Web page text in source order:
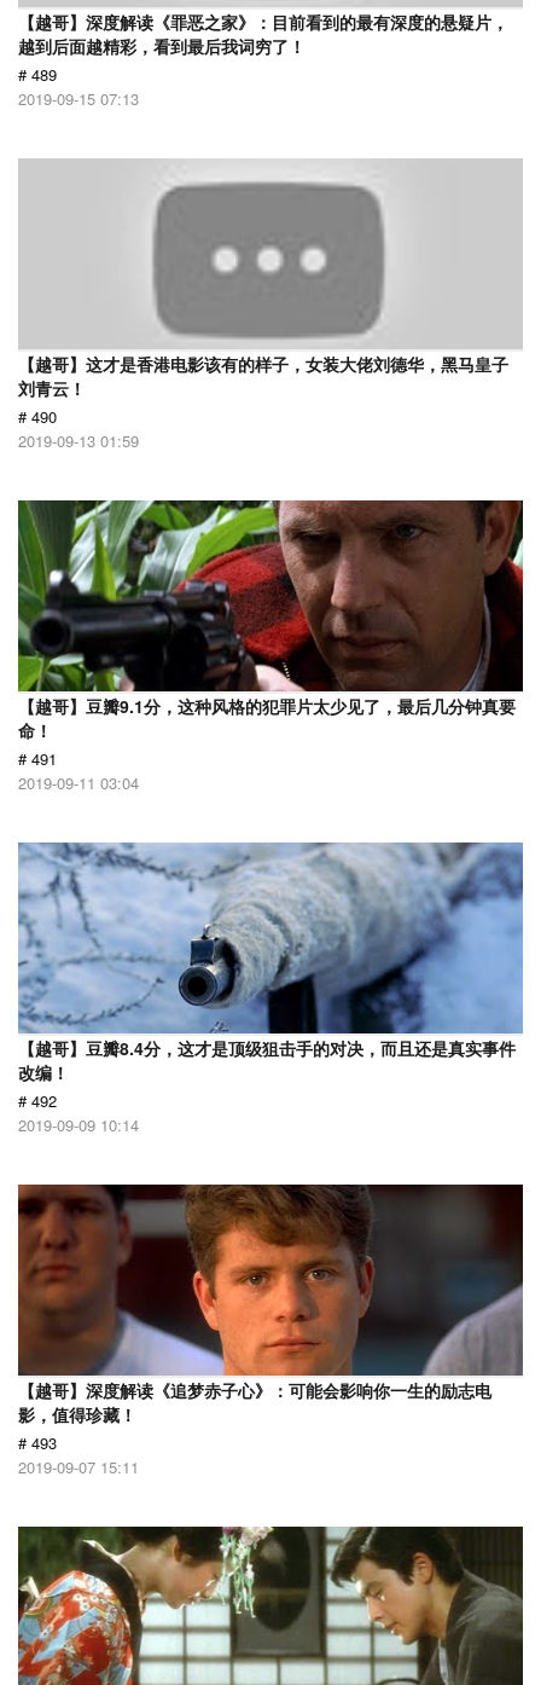
【越哥】深度解读《罪恶之家》：目前看到的最有深度的悬疑片，
越到后面越精彩，看到最后我词穷了！
# 489
2019-09-15 07:13
【越哥】这才是香港电影该有的样子，女装大佬刘德华，黑马皇子
刘青云！
# 490
2019-09-13 01:59
【越哥】豆瓣9.1分，这种风格的犯罪片太少见了，最后几分钟真要
命！
# 491
2019-09-11 03:04
【越哥】豆瓣8.4分，这才是顶级狙击手的对决，而且还是真实事件
改编！
# 492
2019-09-09 10:14
【越哥】深度解读《追梦赤子心》：可能会影响你一生的励志电
影，值得珍藏！
# 493
2019-09-07 15:11